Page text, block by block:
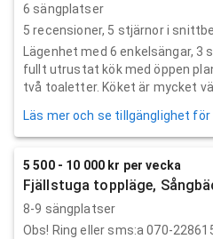
6 sängplatser
5 recensioner, 5 stjärnor i
Lägenhet med 6 enkelsängar,
fullt utrustat kök med öppen
två toaletter. Köket är mycket
Läs mer och se tillgänglighet
5 500 - 10 000 kr per vecka
Fjällstuga toppläge,
8-9 sängplatser
Obs! Ring eller sms:a 070-